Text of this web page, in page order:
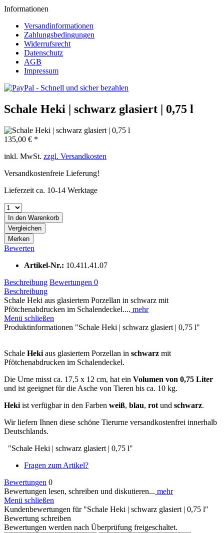
Informationen
Versandinformationen
Zahlungsbedingungen
Widerrufsrecht
Datenschutz
AGB
Impressum
Schale Heki | schwarz glasiert | 0,75 l
135,00 € *
inkl. MwSt. zzgl. Versandkosten
Versandkostenfreie Lieferung!
Lieferzeit ca. 10-14 Werktage
In den Warenkorb
Vergleichen
Merken
Bewerten
Artikel-Nr.: 10.411.41.07
Beschreibung Bewertungen 0
Beschreibung
Schale Heki aus glasiertem Porzellan in schwarz mit
Pfötchenabdrucken im Schalendeckel.... mehr
Menü schließen
Produktinformationen "Schale Heki | schwarz glasiert | 0,75 l"
Schale Heki aus glasiertem Porzellan in schwarz mit
Pfötchenabdrucken im Schalendeckel.
Die Urne misst ca. 17,5 x 12 cm, hat ein Volumen von 0,75 Liter
und ist geeignet für die Asche von Tieren bis ca. 10 kg.
Heki ist verfügbar in den Farben weiß, blau, rot und schwarz.
Wir liefern Ihnen diese schöne Tierurne versandkostenfrei innerhalb
Deutschlands.
"Schale Heki | schwarz glasiert | 0,75 l"
Fragen zum Artikel?
Bewertungen 0
Bewertungen lesen, schreiben und diskutieren... mehr
Menü schließen
Kundenbewertungen für "Schale Heki | schwarz glasiert | 0,75 l"
Bewertung schreiben
Bewertungen werden nach Überprüfung freigeschaltet.